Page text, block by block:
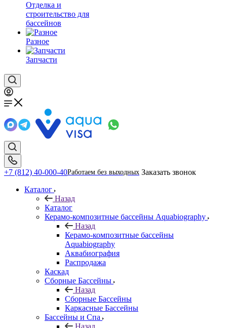
Отделка и
строительство для
бассейнов
Разное
Запчасти
+7 (812) 40-000-40Работаем без выходных Заказать звонок
Каталог
Назад
Каталог
Керамо-композитные бассейны Aquabiography
Назад
Керамо-композитные бассейны
Aquabiography
Аквабиография
Распродажа
Каскад
Сборные Бассейны
Назад
Сборные Бассейны
Каркасные Бассейны
Бассейны и Спа
Назад